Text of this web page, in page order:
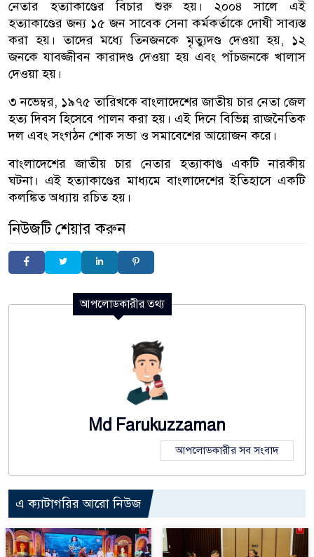
নেতার হত্যাকাণ্ডের বিচার শুরু হয়। ২০০৪ সালে এই
হত্যাকাণ্ডের জন্য ১৫ জন সাবেক সেনা কর্মকর্তাকে দোষী সাব্যস্ত
করা হয়। তাদের মধ্যে তিনজনকে মৃত্যুদণ্ড দেওয়া হয়, ১২
জনকে যাবজ্জীবন কারাদণ্ড দেওয়া হয় এবং পাঁচজনকে খালাস
দেওয়া হয়।
৩ নভেম্বর, ১৯৭৫ তারিখকে বাংলাদেশের জাতীয় চার নেতা জেল
হত্য দিবস হিসেবে পালন করা হয়। এই দিনে বিভিন্ন রাজনৈতিক
দল এবং সংগঠন শোক সভা ও সমাবেশের আয়োজন করে।
বাংলাদেশের জাতীয় চার নেতার হত্যাকাণ্ড একটি নারকীয়
ঘটনা। এই হত্যাকাণ্ডের মাধ্যমে বাংলাদেশের ইতিহাসে একটি
কলঙ্কিত অধ্যায় রচিত হয়।
নিউজটি শেয়ার করুন
আপলোডকারীর তথ্য
Md Farukuzzaman
আপলোডকারীর সব সংবাদ
এ ক্যাটাগরির আরো নিউজ